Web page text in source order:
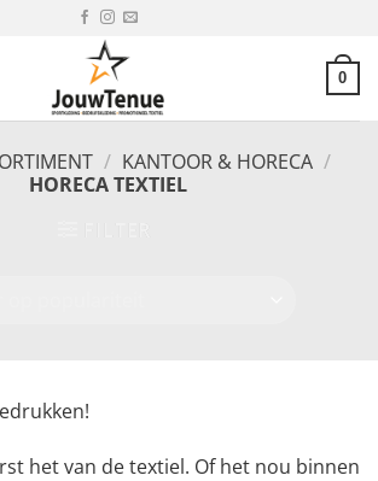
0
/ KANTOOR & HORECA /
HORECA TEXTIEL
het van de textiel. Of het nou binnen